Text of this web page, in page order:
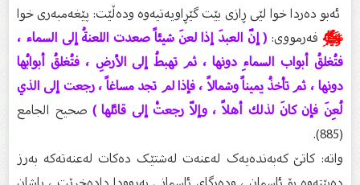
ئەبو دەردا خوا لێی ڕازی بێت گێڕاویەتیەوە ودەڵێت: پێغەمبەری خوا
ﷺفەرمووی:( إنّ العبدَ إذا لعنَ شيئاً صعدت اللعنةُ إلى السماء ،
فتُغلقُ أبواب السماءِ دونها ، ثم تهبطُ إلى الأرضِ ، فتُغلقُ أبوابُها
دونها ، ثم تأخذُ يميناً وشمالاً ، فإذا لم تجد مساغاً ، رجعت إلى الذي
لُعِنَ فإن كانَ لذلك أهلاً ، وإلاّ رجعتْ إلى قائلها )صحيح الجامع
واتە: کاتێ کەبەندەیەک لەعنەت لەشتێک دەکات لەعنەتەکە بەرز